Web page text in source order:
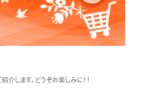
します。どうぞお楽しみに！！